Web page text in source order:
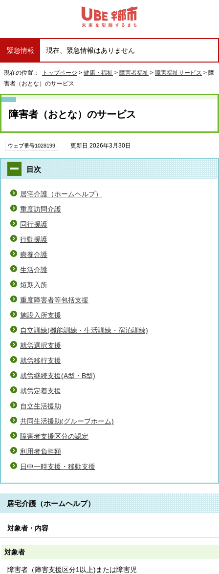
緊急情報 現在、緊急情報はありません
現在の位置： トップページ > 健康・福祉 > 障害者福祉 > 障害福祉サービス > 障
害者（おとな）のサービス
障害者（おとな）のサービス
ウェブ番号1028199 更新日 2026年3月30日
目次
居宅介護（ホームヘルプ）
重度訪問介護
同行援護
行動援護
療養介護
生活介護
短期入所
重度障害者等包括支援
施設入所支援
自立訓練(機能訓練・生活訓練・宿泊訓練)
就労選択支援
就労移行支援
就労継続支援(A型・B型)
就労定着支援
自立生活援助
共同生活援助(グループホーム)
障害者支援区分の認定
利用者負担額
日中一時支援・移動支援
居宅介護（ホームヘルプ）
対象者・内容
対象者
障害者（障害支援区分1以上)または障害児